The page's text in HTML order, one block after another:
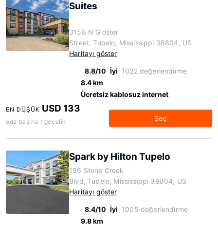
Suites
3158 N Gloster
Street, Tupelo, Mississippi 38804, US
Haritayı göster
8.8/10 İyi 1022 değerlendirme
8.4 km
Ücretsiz kablosuz internet
EN DÜŞÜK USD 133
oda başına / gecelik Seç
Spark by Hilton Tupelo
186 Stone Creek
Blvd, Tupelo, Mississippi 38804, US
Haritayı göster
8.4/10 İyi 1005 değerlendirme
9.8 km